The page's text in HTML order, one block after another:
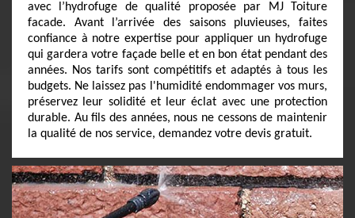
avec l’hydrofuge de qualité proposée par MJ Toiture
facade. Avant l’arrivée des saisons pluvieuses, faites
confiance à notre expertise pour appliquer un hydrofuge
qui gardera votre façade belle et en bon état pendant des
années. Nos tarifs sont compétitifs et adaptés à tous les
budgets. Ne laissez pas l'humidité endommager vos murs,
préservez leur solidité et leur éclat avec une protection
durable. Au fils des années, nous ne cessons de maintenir
la qualité de nos service, demandez votre devis gratuit.